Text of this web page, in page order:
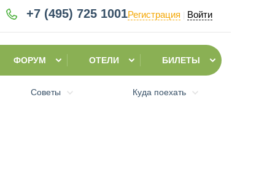
+7 (495) 725 1001Регистрация Войти
ФОРУМ ОТЕЛИ БИЛЕТЫ
Советы Куда поехать